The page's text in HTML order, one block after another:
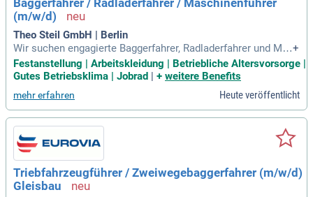
äre. Wenn Sie Teamgeist und Lernbereitschaft mitbringen, fr
euen wir uns auf Ihre Bewerbung!
Baggerfahrer / Radladerfahrer / Maschinenführer
(m/w/d)
Theo Steil GmbH | Berlin
Wir suchen engagierte Baggerfahrer, Radladerfahrer und Ma
schinenführer (m/w/d) für unsere Standorte in Eberswalde,
Berlin und Trier. Ihre Aufgaben umfassen das Be- und Entlad
g und die Beschickung von Produktionsanlagen. Voraussetz
ungen sind ein Führerschein der Klasse B, Erfahrung im Umg
ang mit Baggern oder Radladern sowie handwerkliches Ges
chick. Wir bieten eine attraktive Anstellung in einem interna
tional tätigen Familienunternehmen mit leistungsgerechter
Vergütung und umfassenden Benefits. Dazu gehören die Ber
eitstellung und Reinigung der Arbeitskleidung sowie Leasing
von Fahrrädern und E-Bikes. Sichern Sie sich jetzt Ihre Zuku
+
Festanstellung | Arbeitskleidung | Betriebliche Altersvorsorge |
Gutes Betriebsklima | Jobrad | + weitere Benefits
mehr erfahren Heute veröffentlicht
Triebfahrzeugführer / Zweiwegebaggerfahrer (m/w/d)
Gleisbau